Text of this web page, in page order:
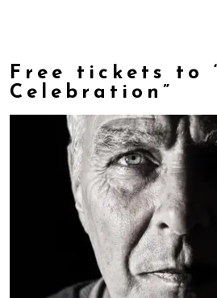
Free tickets to
Celebration”